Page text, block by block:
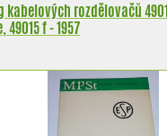
kabelových rozdělovačů
49015 f - 1957